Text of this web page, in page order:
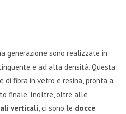
generazione sono realizzate in
e ad alta densità. Questa
fibra in vetro e resina, pronta a
finale. Inoltre, oltre alle
verticali, ci sono le docce